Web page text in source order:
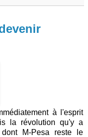
à l'esprit
la révolution qu'y a
M-Pesa reste le